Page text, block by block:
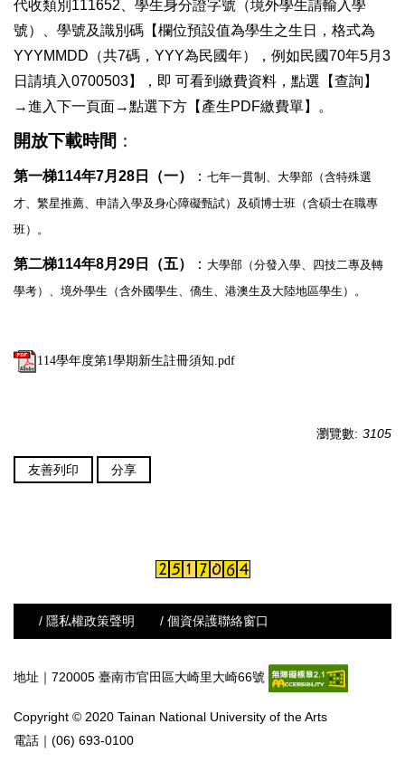
代收類別111652、學生身分證字號（境外學生請輸入學
號）、學號及識別碼【欄位預設值為學生之生日，格式為
YYYMMDD（共7碼，YYY為民國年），例如民國70年5月3
日請填入0700503】，即 可看到繳費資料，點選【查詢】
→進入下一頁面→點選下方【產生PDF繳費單】。
開放下載時間 ：
第一梯114年7月28日（一） ： 七年一貫制、大學部（含特殊選
才、繁星推薦、申請入學及身心障礙甄試）及碩博士班（含碩士在職專
班）。
第二梯114年8月29日（五） ： 大學部（分發入學、四技二專及轉
學考）、境外學生（含外國學生、僑生、港澳生及大陸地區學生）。
114學年度第1學期新生註冊須知.pdf
瀏覽數: 3105
友善列印 分享
/ 隱私權政策聲明 / 個資保護聯絡窗口
地址｜720005 臺南市官田區大崎里大崎66號
Copyright © 2020 Tainan National University of the Arts
電話｜(06) 693-0100